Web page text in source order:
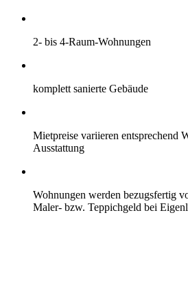
2- bis 4-Raum-Wohnungen
komplett sanierte Gebäude
Mietpreise variieren entsprechend
Ausstattung
Wohnungen werden bezugsfertig
Maler- bzw. Teppichgeld bei